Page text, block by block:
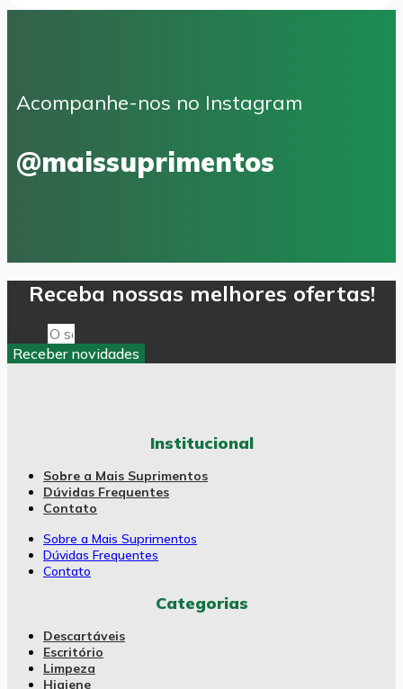
Acompanhe-nos no Instagram
@maissuprimentos
Receba nossas melhores ofertas!
Receber novidades
Institucional
Sobre a Mais Suprimentos
Dúvidas Frequentes
Contato
Sobre a Mais Suprimentos
Dúvidas Frequentes
Contato
Categorias
Descartáveis
Escritório
Limpeza
Higiene